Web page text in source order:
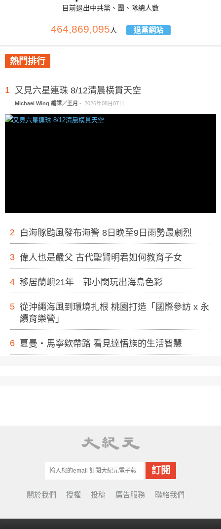
目前退出中共黨、團、隊總人數
464,869,095人 退黨網站
熱門排行
1 又見六星連珠 8/12清晨橫貫天空
Michael Wing 編譯／王月 - 2026年08月07日
2 白海豚颱風發布海警 8日晚至9日雨勢最劇烈
3 偉人也是嚴父 古代聖賢明君如何教育子女
4 移居蘭嶼21年 郭小閔玩出海島色彩
5 從沖繩海風到環境扎根 桃園打造「國際參訪 x 永
續育樂營」
6 夏曼・馬寧欸帶路 看見達悟族的生活智慧
關於我們 授權 投稿 廣告服務 聯絡我們